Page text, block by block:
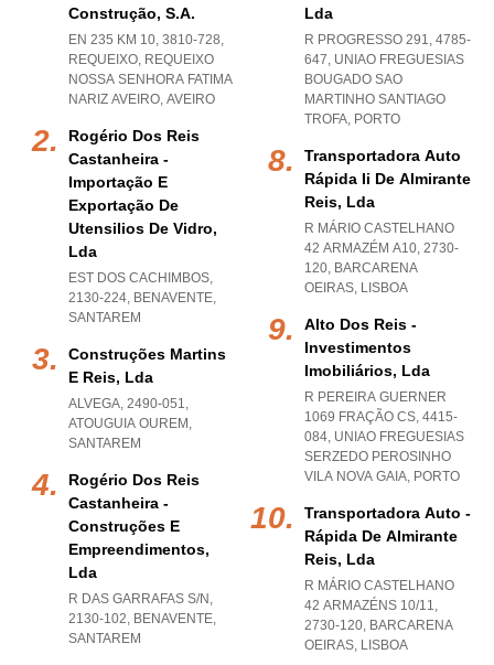
Construção, S.a.
EN 235 KM 10, 3810-728,
REQUEIXO, REQUEIXO
NOSSA SENHORA FATIMA
NARIZ AVEIRO, AVEIRO
Rogério Dos Reis
Castanheira -
Importação E
Exportação De
Utensilios De Vidro,
Lda
EST DOS CACHIMBOS,
2130-224, BENAVENTE,
SANTAREM
Construções Martins
E Reis, Lda
ALVEGA, 2490-051,
ATOUGUIA OUREM ,
SANTAREM
Rogério Dos Reis
Castanheira -
Construções E
Empreendimentos,
Lda
R DAS GARRAFAS S/N,
2130-102, BENAVENTE,
SANTAREM
Lda
R PROGRESSO 291, 4785-
647, UNIAO FREGUESIAS
BOUGADO SAO
MARTINHO SANTIAGO
TROFA, PORTO
Transportadora Auto
Rápida Ii De Almirante
Reis, Lda
R MÁRIO CASTELHANO
42 ARMAZÉM A10, 2730-
120, BARCARENA
OEIRAS, LISBOA
Alto Dos Reis -
Investimentos
Imobiliários, Lda
R PEREIRA GUERNER
1069 FRAÇÃO CS, 4415-
084, UNIAO FREGUESIAS
SERZEDO PEROSINHO
VILA NOVA GAIA, PORTO
Transportadora Auto -
Rápida De Almirante
Reis, Lda
R MÁRIO CASTELHANO
42 ARMAZÉNS 10/11,
2730-120, BARCARENA
OEIRAS, LISBOA